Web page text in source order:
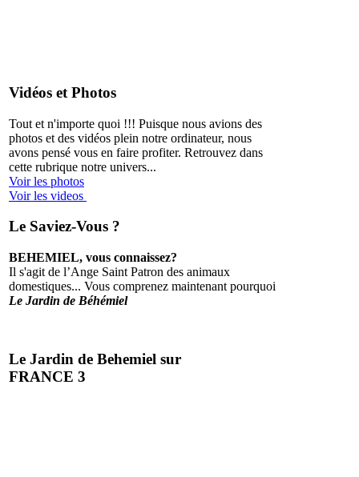
Vidéos et Photos
Tout et n'importe quoi !!! Puisque nous avions des
photos et des vidéos plein notre ordinateur, nous
avons pensé vous en faire profiter. Retrouvez dans
cette rubrique notre univers...
Voir les photos
Voir les videos
Le Saviez-Vous ?
BEHEMIEL, vous connaissez?
Il s'agit de l’Ange Saint Patron des animaux
domestiques... Vous comprenez maintenant pourquoi
Le Jardin de Béhémiel
Le Jardin de Behemiel sur
FRANCE 3